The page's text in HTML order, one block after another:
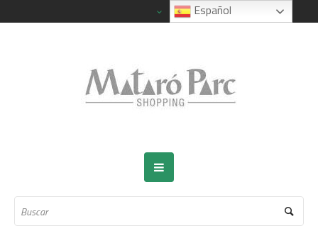
Español